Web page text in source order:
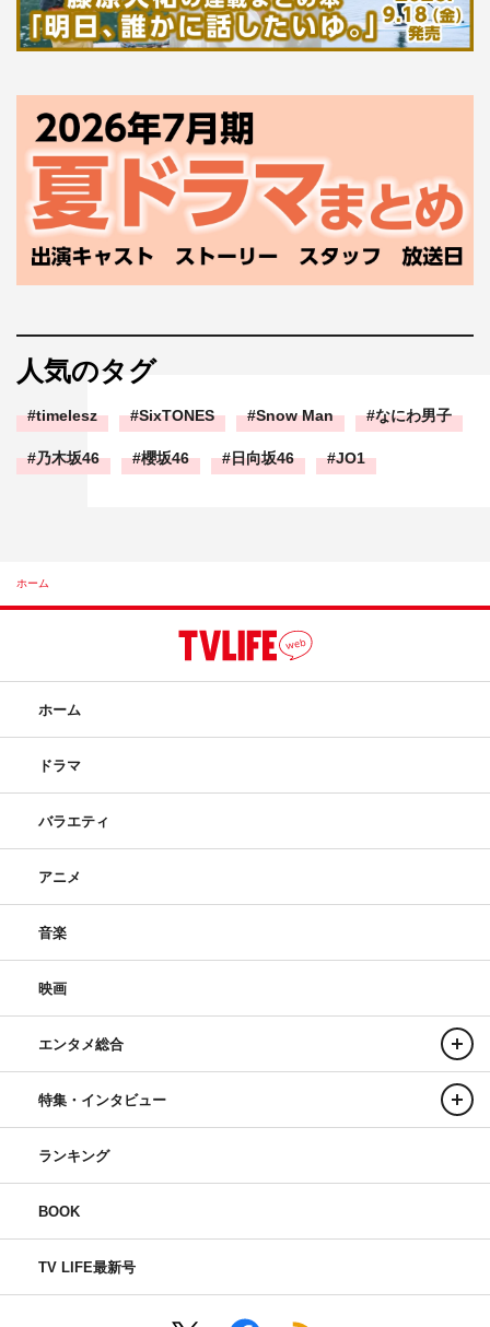
人気のタグ
timelesz SixTONES Snow Man なにわ男子
乃木坂46 櫻坂46 日向坂46 JO1
ホーム
ホーム
ドラマ
バラエティ
アニメ
音楽
映画
エンタメ総合
特集・インタビュー
ランキング
BOOK
TV LIFE最新号